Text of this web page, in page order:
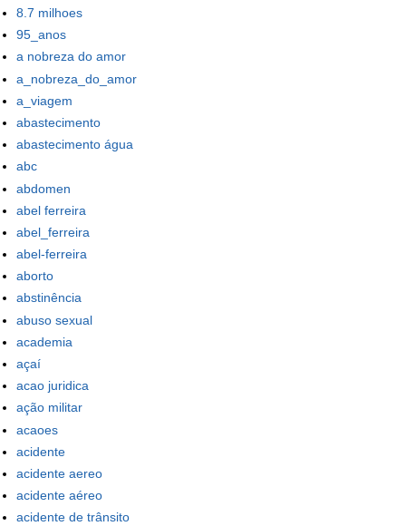
8.7 milhoes
95_anos
a nobreza do amor
a_nobreza_do_amor
a_viagem
abastecimento
abastecimento água
abc
abdomen
abel ferreira
abel_ferreira
abel-ferreira
aborto
abstinência
abuso sexual
academia
açaí
acao juridica
ação militar
acaoes
acidente
acidente aereo
acidente aéreo
acidente de trânsito